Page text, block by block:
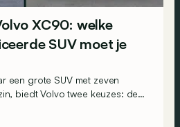
XC90: welke
SUV moet je
een grote SUV met zeven
biedt Volvo twee keuzes: de